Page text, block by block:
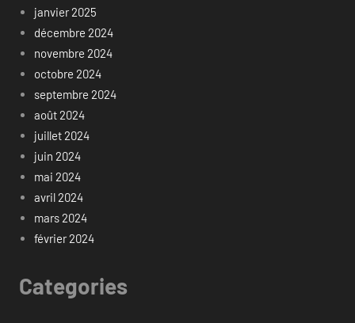
janvier 2025
décembre 2024
novembre 2024
octobre 2024
septembre 2024
août 2024
juillet 2024
juin 2024
mai 2024
avril 2024
mars 2024
février 2024
Categories